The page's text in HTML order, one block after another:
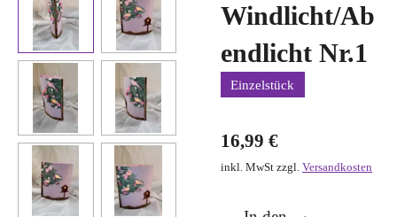
Windlicht/Ab
endlicht Nr.1
Einzelstück
16,99 €
inkl. MwSt zzgl. Versandkosten